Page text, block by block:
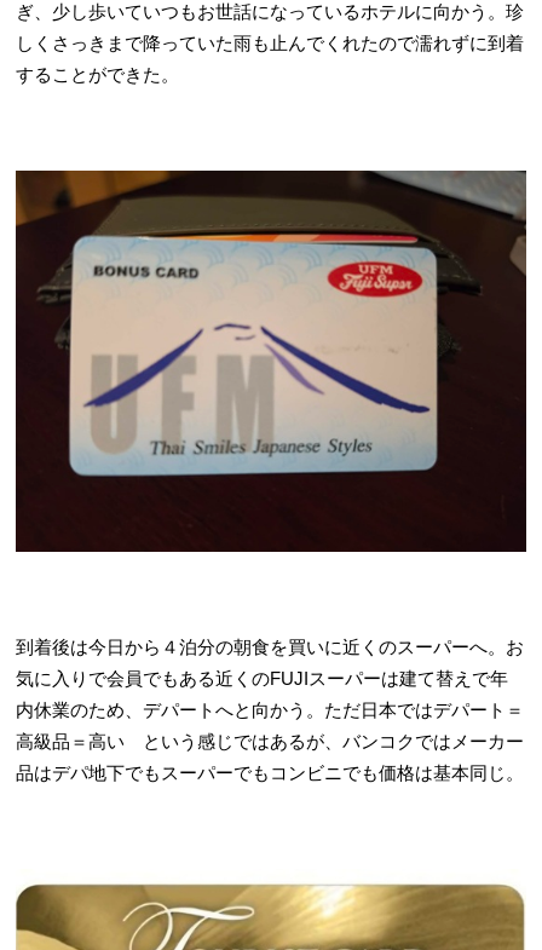
ぎ、少し歩いていつもお世話になっているホテルに向かう。珍
しくさっきまで降っていた雨も止んでくれたので濡れずに到着
することができた。
到着後は今日から４泊分の朝食を買いに近くのスーパーへ。お
気に入りで会員でもある近くのFUJIスーパーは建て替えで年
内休業のため、デパートへと向かう。ただ日本ではデパート＝
高級品＝高い という感じではあるが、バンコクではメーカー
品はデパ地下でもスーパーでもコンビニでも価格は基本同じ。